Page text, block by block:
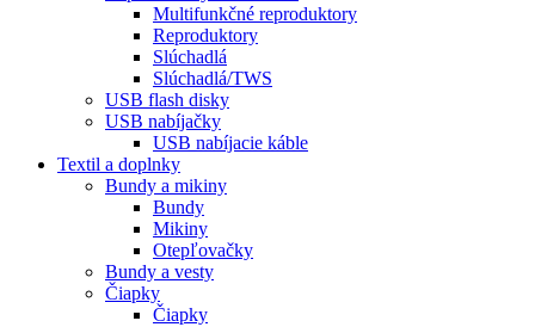
Multifunkčné reproduktory
Reproduktory
Slúchadlá
Slúchadlá/TWS
USB flash disky
USB nabíjačky
USB nabíjacie káble
Textil a doplnky
Bundy a mikiny
Bundy
Mikiny
Otepľovačky
Bundy a vesty
Čiapky
Čiapky